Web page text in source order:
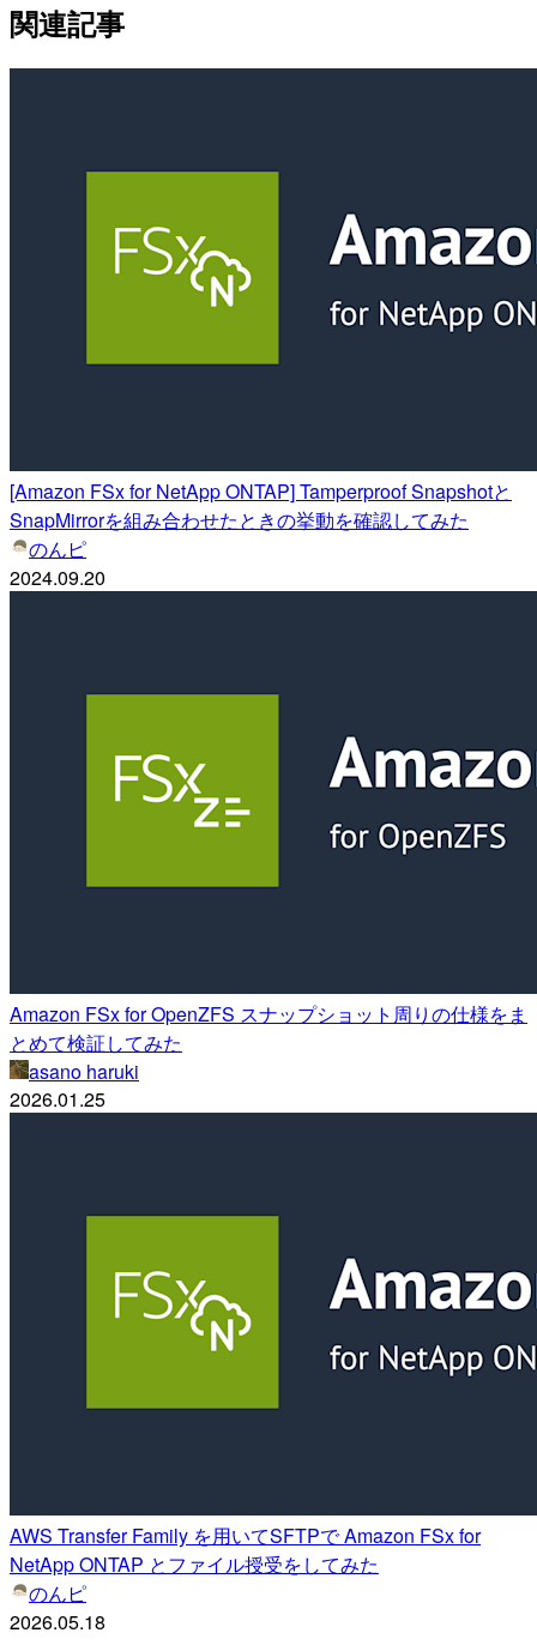
関連記事
[Amazon FSx for NetApp ONTAP] Tamperproof Snapshotと
SnapMirrorを組み合わせたときの挙動を確認してみた
のんピ
2024.09.20
Amazon FSx for OpenZFS スナップショット周りの仕様をま
とめて検証してみた
asano haruki
2026.01.25
AWS Transfer Family を用いてSFTPで Amazon FSx for
NetApp ONTAP とファイル授受をしてみた
のんピ
2026.05.18